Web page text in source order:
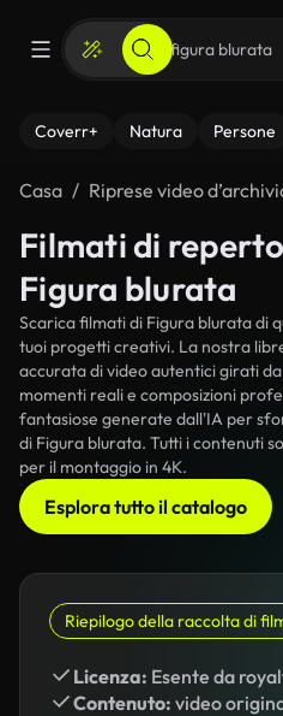
Coverr+ Natura Persone
Casa Riprese video
Filmati di
Figura blurata
Scarica filmati di Figura blurata di
tuoi progetti creativi. La nostra
accurata di video autentici girati
momenti reali e composizioni
fantasiose generate dall'IA per
di Figura blurata. Tutti i contenuti
per il montaggio in 4K.
Esplora tutto il catalogo
Riepilogo della raccolta di
Licenza: Esente da
Contenuto: video